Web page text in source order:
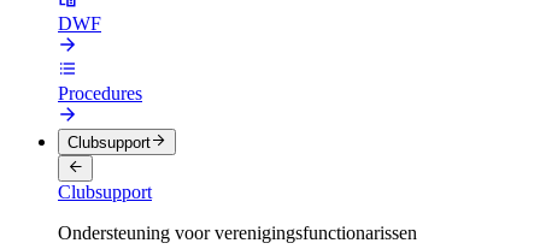
DWF
Procedures
Clubsupport
Clubsupport
Ondersteuning voor verenigingsfunctionarissen